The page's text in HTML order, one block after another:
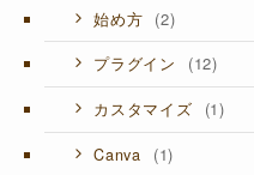
始め方 (2)
プラグイン (12)
カスタマイズ (1)
Canva (1)